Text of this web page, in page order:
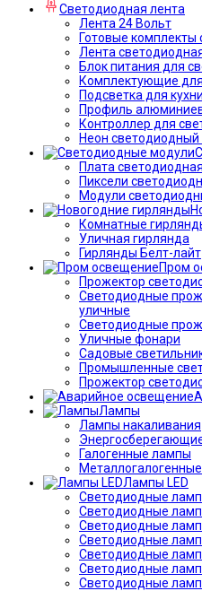
Светодиодная лента
Лента 24 Вольт
Готовые
Лента
Блок питания для
Комплектующие
Подсветка для кухни
Профиль
Контроллер для
Неон светодиодный
Плата
Пиксели
Модули
Комнатные
Уличная гирлянда
Гирлянды Белт-лайт
Пром
Прожектор
Светодиодные
уличные
Светодиодные
Уличные фонари
Садовые
Промышленные
Прожектор
Лампы
Лампы накаливания
Галогенные лампы
Лампы LED
Светодиодные
Светодиодные
Светодиодные
Светодиодные
Светодиодные
Светодиодные
Светодиодные